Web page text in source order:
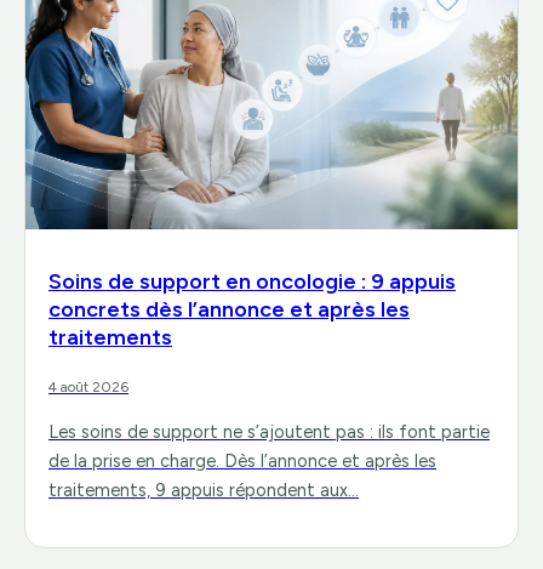
Soins de support en oncologie : 9 appuis
concrets dès l’annonce et après les
traitements
4 août 2026
Les soins de support ne s’ajoutent pas : ils font partie
de la prise en charge. Dès l’annonce et après les
traitements, 9 appuis répondent aux…